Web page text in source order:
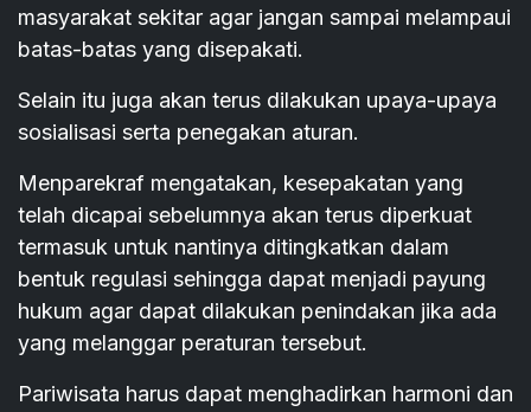
masyarakat sekitar agar jangan sampai melampaui
batas-batas yang disepakati.
Selain itu juga akan terus dilakukan upaya-upaya
sosialisasi serta penegakan aturan.
Menparekraf mengatakan, kesepakatan yang
telah dicapai sebelumnya akan terus diperkuat
termasuk untuk nantinya ditingkatkan dalam
bentuk regulasi sehingga dapat menjadi payung
hukum agar dapat dilakukan penindakan jika ada
yang melanggar peraturan tersebut.
Pariwisata harus dapat menghadirkan harmoni dan